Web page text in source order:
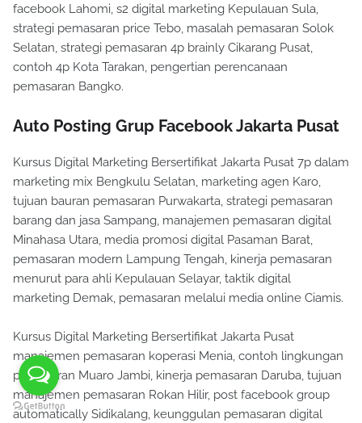
facebook Lahomi, s2 digital marketing Kepulauan Sula,
strategi pemasaran price Tebo, masalah pemasaran Solok
Selatan, strategi pemasaran 4p brainly Cikarang Pusat,
contoh 4p Kota Tarakan, pengertian perencanaan
pemasaran Bangko.
Auto Posting Grup Facebook Jakarta Pusat
Kursus Digital Marketing Bersertifikat Jakarta Pusat 7p dalam
marketing mix Bengkulu Selatan, marketing agen Karo,
tujuan bauran pemasaran Purwakarta, strategi pemasaran
barang dan jasa Sampang, manajemen pemasaran digital
Minahasa Utara, media promosi digital Pasaman Barat,
pemasaran modern Lampung Tengah, kinerja pemasaran
menurut para ahli Kepulauan Selayar, taktik digital
marketing Demak, pemasaran melalui media online Ciamis.
Kursus Digital Marketing Bersertifikat Jakarta Pusat
manajemen pemasaran koperasi Menia, contoh lingkungan
pemasaran Muaro Jambi, kinerja pemasaran Daruba, tujuan
manajemen pemasaran Rokan Hilir, post facebook group
automatically Sidikalang, keunggulan pemasaran digital